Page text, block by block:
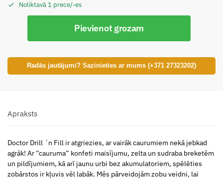
Noliktavā 1 prece/-es
Pievienot grozam
Radās jautājumi? Sazinieties ar mums (+371 27323202)
Apraksts
Doctor Drill ´n Fill ir atgriezies, ar vairāk caurumiem nekā jebkad
agrāk! Ar “cauruma” konfeti maisījumu, zelta un sudraba breketēm
un pildījumiem, kā arī jaunu urbi bez akumulatoriem, spēlēties
zobārstos ir kļuvis vēl labāk. Mēs pārveidojām zobu veidni, lai